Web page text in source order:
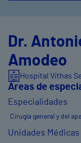
Dr.
Amodeo
Hospital Vithas
Áreas de
Especialidades
Cirugía general y del
Unidades Médicas